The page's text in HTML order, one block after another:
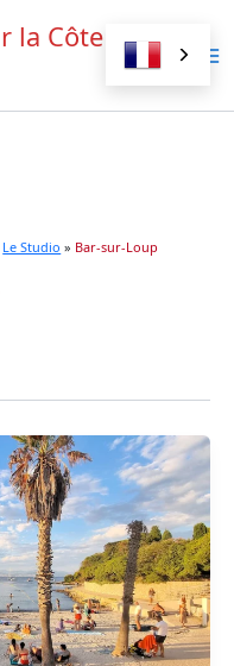
la Côte
Le Studio » Bar-sur-Loup